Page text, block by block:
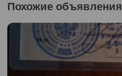
Похожие объявления